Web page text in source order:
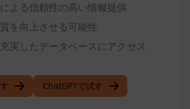
よる信頼性の高い情報提供
を向上させる可能性
実したデータベースにアクセス
ChatGPTで試す